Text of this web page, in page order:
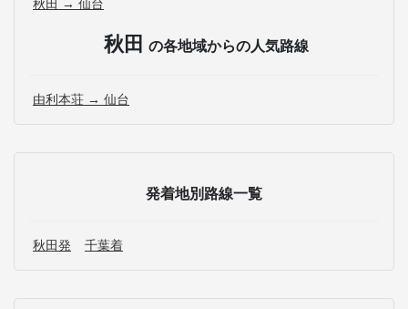
秋田 → 仙台
秋田 の各地域からの人気路線
由利本荘 → 仙台
発着地別路線一覧
秋田発 千葉着